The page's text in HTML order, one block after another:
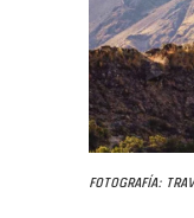
Fotografía: